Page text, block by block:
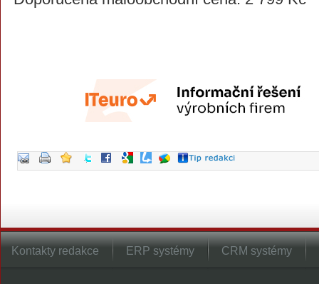
Kontakty redakce ERP systémy CRM systémy